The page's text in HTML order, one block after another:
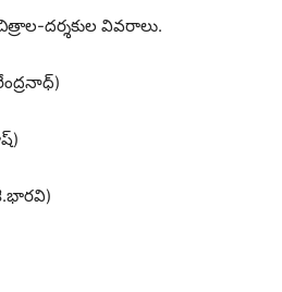
దర్శకుల వివరాలు.